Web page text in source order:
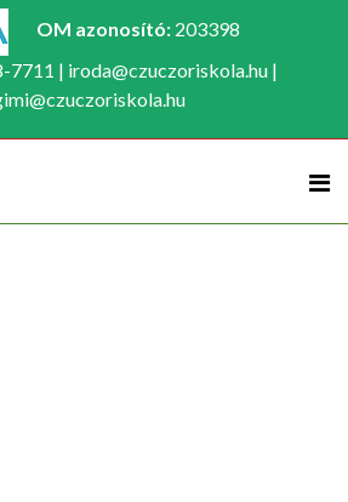
OM azonosító:203398
| iroda@czuczoriskola.hu |